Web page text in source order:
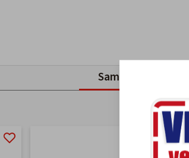
Samankaltaiset